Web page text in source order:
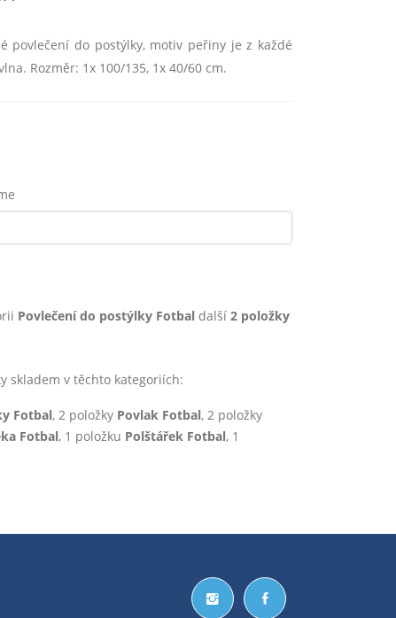
povlečení do postýlky, motiv peřiny je z každé
Rozměr: 1x 100/135, 1x 40/60 cm.
Povlečení do postýlky Fotbaldalší 2 položky
skladem v těchto kategoriích:
Fotbal, 2 položky Povlak Fotbal, 2 položky
Fotbal, 1 položku Polštářek Fotbal, 1